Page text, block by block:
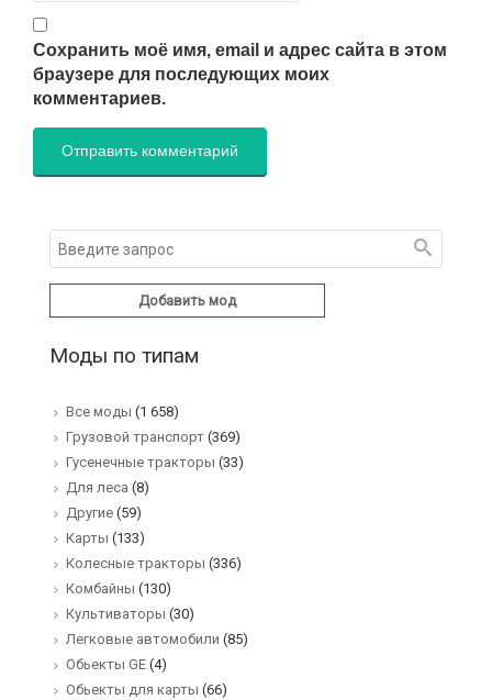
Сохранить моё имя, email и адрес сайта в этом
браузере для последующих моих
комментариев.
Добавить мод
Моды по типам
Все моды (1 658)
Грузовой транспорт (369)
Гусенечные тракторы (33)
Для леса (8)
Другие (59)
Карты (133)
Колесные тракторы (336)
Комбайны (130)
Культиваторы (30)
Легковые автомобили (85)
Обьекты GE (4)
Обьекты для карты (66)